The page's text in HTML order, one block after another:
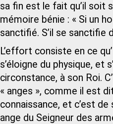
sa fin est le fait qu’il soit
mémoire bénie : « Si un
sanctifié. S’il se sanctifie
L’effort consiste en ce
s’éloigne du physique,
circonstance, à son Roi.
« anges », comme il est
connaissance, et c’est de
ange du Seigneur des